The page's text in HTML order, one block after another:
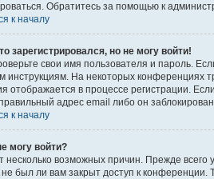
Обратитесь за помощью к
к началу
зарегистрировался, но не могу войти!
свои имя пользователя и пароль.
инструкциям. На некоторых конференциях
отображается в процессе регистрации.
адрес email либо он
к началу
могу войти?
несколько возможных причин. Прежде
не был ли вам закрыт доступ к